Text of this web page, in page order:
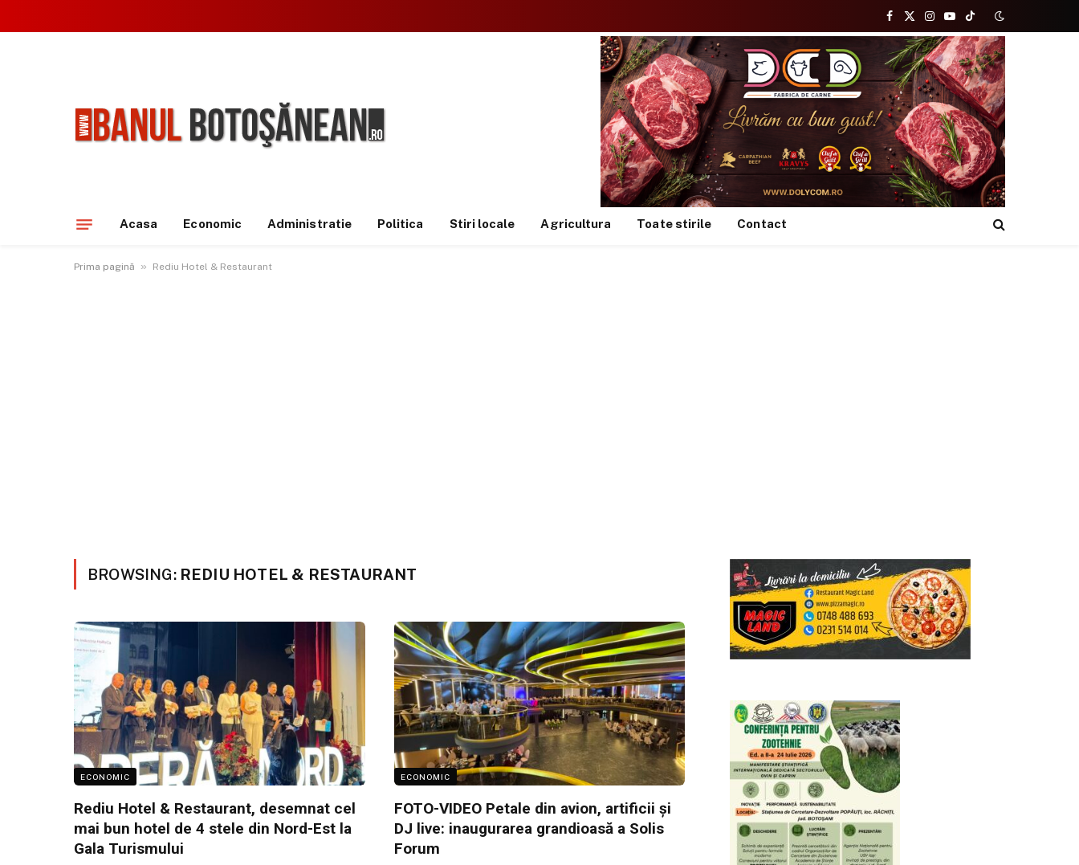
Facebook
X
(Twitter)
Instagram
YouTubeTikTok
Acasa Economic Administratie Politica Stiri locale Agricultura Toate stirile Contact
Prima pagină » Rediu Hotel & Restaurant
BROWSING: REDIU HOTEL & RESTAURANT
ECONOMIC
Rediu Hotel & Restaurant, desemnat cel
mai bun hotel de 4 stele din Nord-Est la
Gala Turismului
ECONOMIC
FOTO-VIDEO Petale din avion, artificii și
DJ live: inaugurarea grandioasă a Solis
Forum